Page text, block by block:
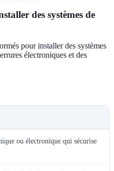
des systèmes de
pour installer des systèmes
électroniques et des
ou électronique qui sécurise